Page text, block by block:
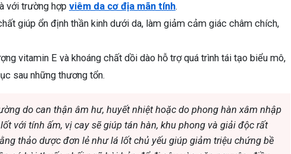
với trường hợp viêm da cơ địa mãn tính.
giúp ổn định thần kinh dưới da, làm giảm cảm giác châm chích,
vitamin E và khoáng chất dồi dào hỗ trợ quá trình tái tạo biểu mô,
sau những thương tổn.
do can thận âm hư, huyết nhiệt hoặc do phong hàn xâm nhập
với tính ấm, vị cay sẽ giúp tán hàn, khu phong và giải độc rất
thảo dược đơn lẻ như lá lốt chủ yếu giúp giảm triệu chứng bề